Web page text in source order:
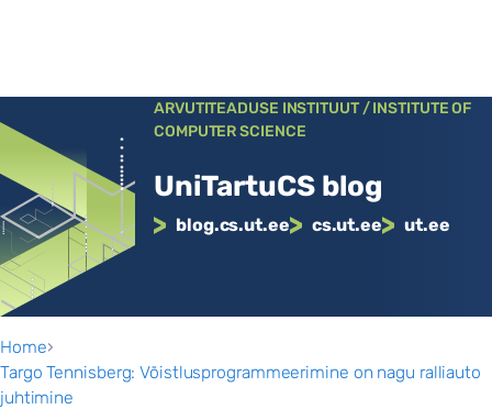
sisu
ARVUTITEADUSE INSTITUUT / INSTITUTE OF
COMPUTER SCIENCE
UniTartuCS blog
blog.cs.ut.ee cs.ut.ee ut.ee
Home›
Targo Tennisberg: Võistlusprogrammeerimine on nagu ralliauto
juhtimine